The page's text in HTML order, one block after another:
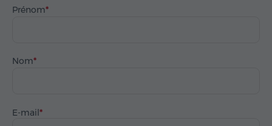
Prénom
Nom
E-mail